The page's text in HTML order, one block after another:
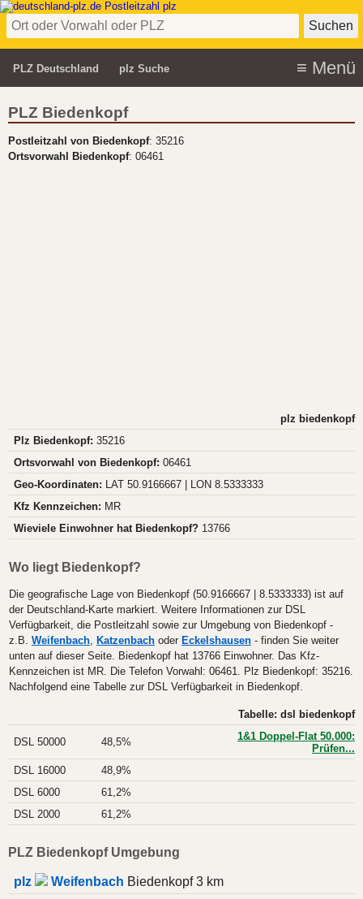
PLZ Deutschland plz Suche
PLZ Biedenkopf
Postleitzahl von Biedenkopf: 35216
Ortsvorwahl Biedenkopf: 06461
plz biedenkopf
Plz Biedenkopf: 35216
Ortsvorwahl von Biedenkopf: 06461
Geo-Koordinaten: LAT 50.9166667 | LON 8.5333333
Kfz Kennzeichen: MR
Wieviele Einwohner hat Biedenkopf? 13766
Wo liegt Biedenkopf?
Die geografische Lage von Biedenkopf (50.9166667 | 8.5333333) ist auf
der Deutschland-Karte markiert. Weitere Informationen zur DSL
Verfügbarkeit, die Postleitzahl sowie zur Umgebung von Biedenkopf -
z.B. Weifenbach, Katzenbach oder Eckelshausen - finden Sie weiter
unten auf dieser Seite. Biedenkopf hat 13766 Einwohner. Das Kfz-
Kennzeichen ist MR. Die Telefon Vorwahl: 06461. Plz Biedenkopf: 35216.
Nachfolgend eine Tabelle zur DSL Verfügbarkeit in Biedenkopf.
Tabelle: dsl biedenkopf
DSL 50000 48,5%
1&1 Doppel-Flat 50.000:
Prüfen...
DSL 16000
48,9%
DSL 6000
61,2%
DSL 2000
61,2%
PLZ Biedenkopf Umgebung
plz Weifenbach Biedenkopf 3 km